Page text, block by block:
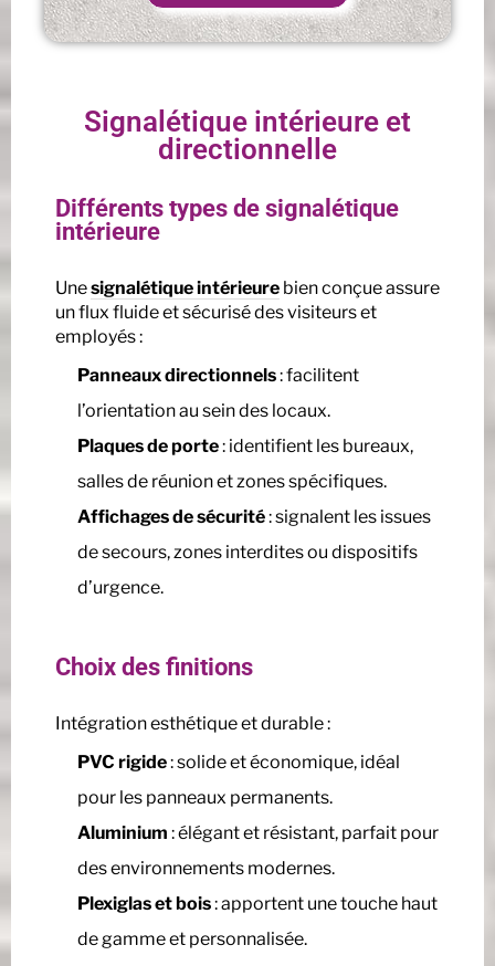
Signalétique intérieure et
directionnelle
Différents types de signalétique
intérieure
Unesignalétique intérieure bien conçue assure
un flux fluide et sécurisé des visiteurs et
employés :
Panneaux directionnels: facilitent
l’orientation au sein des locaux.
Plaques de porte: identifient les bureaux,
salles de réunion et zones spécifiques.
Affichages de sécurité: signalent les issues
de secours, zones interdites ou dispositifs
d’urgence.
Choix des finitions
Intégration esthétique et durable :
PVC rigide: solide et économique, idéal
pour les panneaux permanents.
Aluminium : élégant et résistant, parfait pour
des environnements modernes.
Plexiglas et bois: apportent une touche haut
de gamme et personnalisée.